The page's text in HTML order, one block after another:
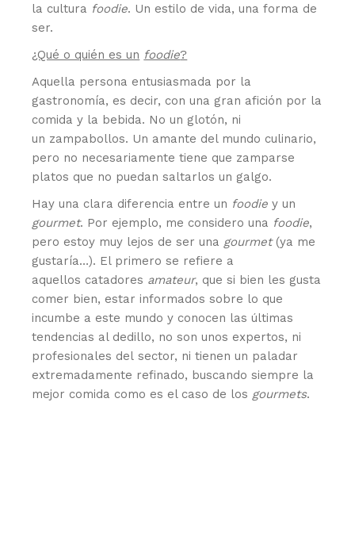
la cultura foodie. Un estilo de vida, una forma de
ser.
¿Qué o quién es un foodie?
Aquella persona entusiasmada por la
gastronomía, es decir, con una gran afición por la
comida y la bebida. No un glotón, ni
un zampabollos. Un amante del mundo culinario,
pero no necesariamente tiene que zamparse
platos que no puedan saltarlos un galgo.
Hay una clara diferencia entre un foodie y un
gourmet. Por ejemplo, me considero una foodie,
pero estoy muy lejos de ser una gourmet(ya me
gustaría…). El primero se refiere a
aquellos catadores amateur, que si bien les gusta
comer bien, estar informados sobre lo que
incumbe a este mundo y conocen las últimas
tendencias al dedillo, no son unos expertos, ni
profesionales del sector, ni tienen un paladar
extremadamente refinado, buscando siempre la
mejor comida como es el caso de los gourmets.